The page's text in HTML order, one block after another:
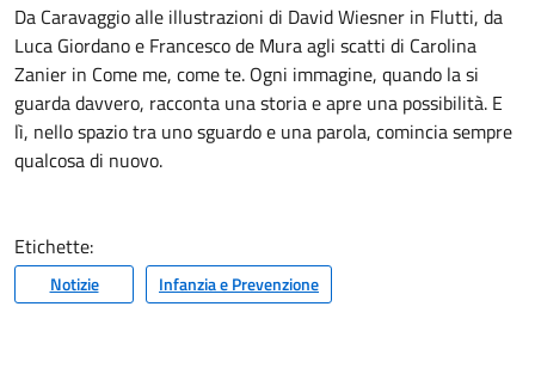
Da Caravaggio alle illustrazioni di David Wiesner in Flutti, da
Luca Giordano e Francesco de Mura agli scatti di Carolina
Zanier in Come me, come te. Ogni immagine, quando la si
guarda davvero, racconta una storia e apre una possibilità. E
lì, nello spazio tra uno sguardo e una parola, comincia sempre
qualcosa di nuovo.
Etichette:
Notizie Infanzia e Prevenzione